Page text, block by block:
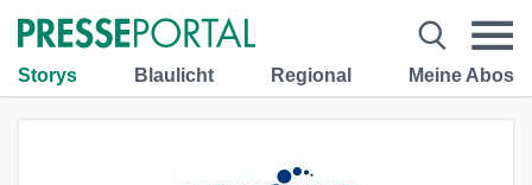
Storys Blaulicht Regional Meine Abos